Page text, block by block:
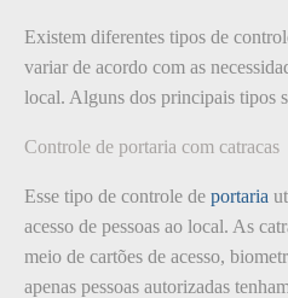
Existem diferentes tipos de
variar de acordo com as
local. Alguns dos principais tipos
Controle de portaria com catracas
Esse tipo de controle de portaria
acesso de pessoas ao local. As
meio de cartões de acesso,
apenas pessoas autorizadas